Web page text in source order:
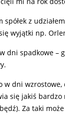
z
wyjątki np.
dni spadkowe –
w dni wzrostowe,
się jakiś bardzo
Za taki